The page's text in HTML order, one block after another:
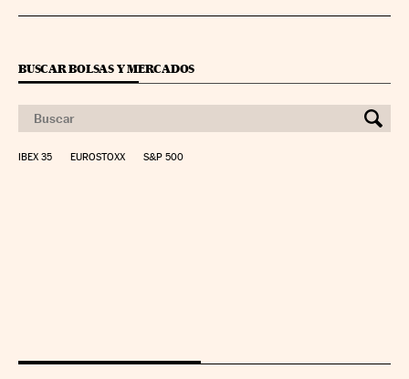
BUSCAR BOLSAS Y MERCADOS
IBEX 35 EUROSTOXX S&P 500